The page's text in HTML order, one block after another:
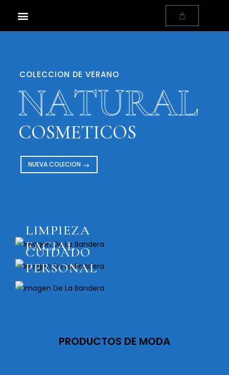
COLECCION DE VERANO
NATURAL
COSMETICOS
NUEVA COLECION
PRODUCTOS
LIMPIEZA
FACIAL
CUIDADO
PERSONAL
PRODUCTOS DE MODA